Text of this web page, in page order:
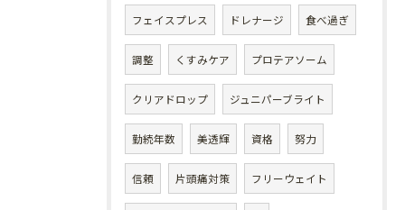
フェイスプレス ドレナージ 食べ過ぎ
調整 くすみケア プロテアソーム
クリアドロップ ジュニパーブライト
勤続年数 美透輝 資格 努力
信頼 片頭痛対策 フリーウェイト